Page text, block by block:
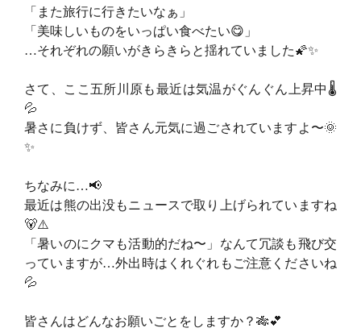
「また旅行に行きたいなぁ」
「美味しいものをいっぱい食べたい😋」
…それぞれの願いがきらきらと揺れていました🌠✨
さて、ここ五所川原も最近は気温がぐんぐん上昇中🌡️
💦
暑さに負けず、皆さん元気に過ごされていますよ〜🌞
✨
ちなみに…📢
最近は熊の出没もニュースで取り上げられていますね
🐻⚠️
「暑いのにクマも活動的だね〜」なんて冗談も飛び交
っていますが…外出時はくれぐれもご注意くださいね
💦
皆さんはどんなお願いごとをしますか？🎋💕